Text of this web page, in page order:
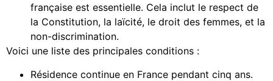
française est essentielle. Cela inclut le respect de
la Constitution, la laïcité, le droit des femmes, et la
non-discrimination.
Voici une liste des principales conditions :
Résidence continue en France pendant cinq ans.